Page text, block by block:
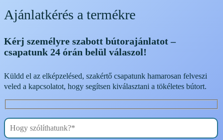
Ajánlatkérés a termékre
Kérj személyre szabott bútorajánlatot –
csapatunk 24 órán belül válaszol!
Küldd el az elképzelésed, szakértő csapatunk hamarosan felveszi
veled a kapcsolatot, hogy segítsen kiválasztani a tökéletes bútort.